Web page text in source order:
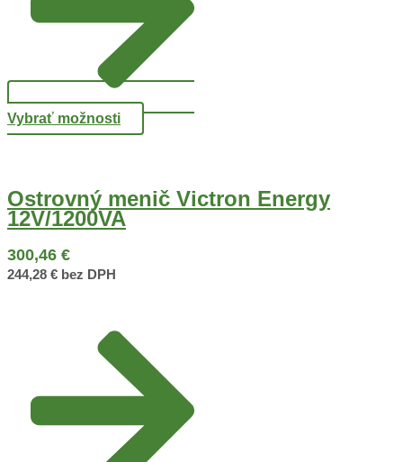
Vybrať možnosti
Ostrovný menič Victron Energy
12V/1200VA
300,46 €
244,28 € bez DPH